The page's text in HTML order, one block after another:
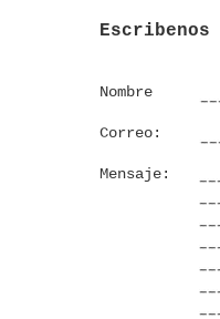
Escribenos
Nombre
Correo:
Mensaje: